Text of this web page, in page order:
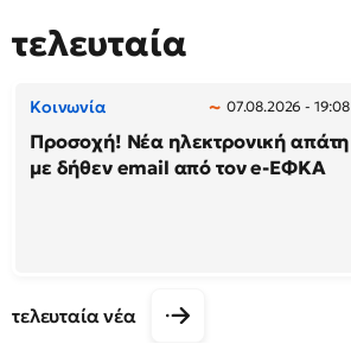
τελευταία
Κοινωνία 07.08.2026 - 19:08
Προσοχή! Νέα ηλεκτρονική απάτη
με δήθεν email από τον e-ΕΦΚΑ
τελευταία νέα